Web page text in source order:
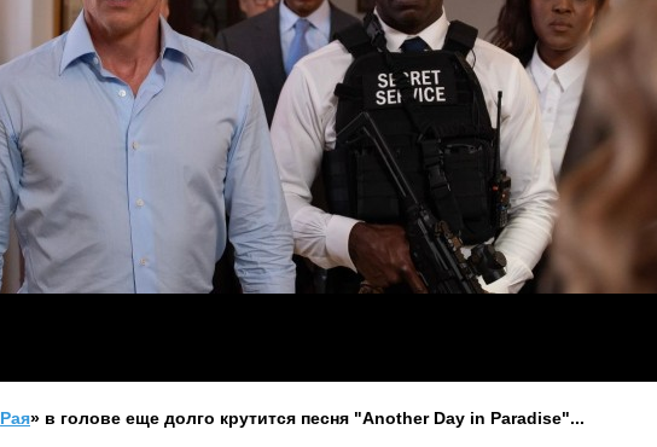
Рая» в голове еще долго крутится песня "Another Day in Paradise"...